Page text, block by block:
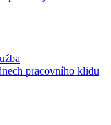
pracovního klidu